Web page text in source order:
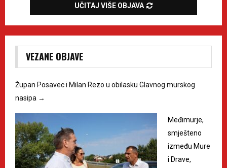
UČITAJ VIŠE OBJAVA
VEZANE OBJAVE
Župan Posavec i Milan Rezo u obilasku Glavnog murskog
nasipa →
Međimurje,
smješteno
između Mure
i Drave,